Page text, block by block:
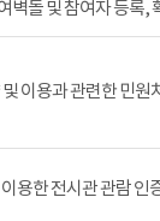
벽돌 및 참여자 등록,
이용과 관련한 민원
용한 전시관 관람 인